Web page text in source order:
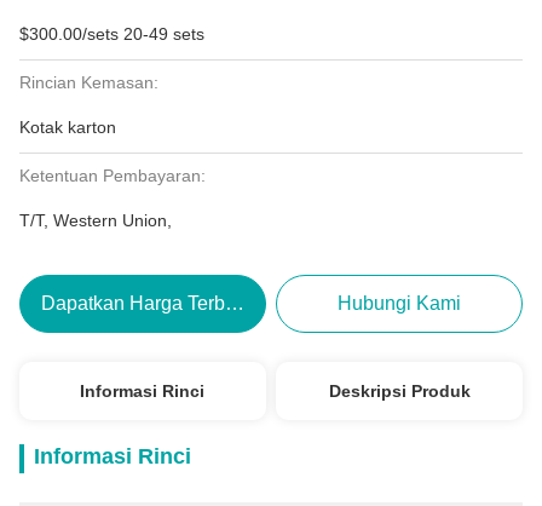
$300.00/sets 20-49 sets
Rincian Kemasan:
Kotak karton
Ketentuan Pembayaran:
T/T, Western Union,
Dapatkan Harga Terbaik Hubungi Kami
Informasi Rinci Deskripsi Produk
Informasi Rinci